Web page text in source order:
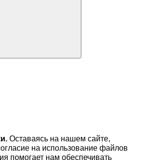
Оставаясь на нашем сайте,
на использование файлов
помогает нам обеспечивать